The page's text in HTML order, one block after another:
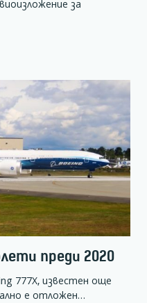
за
преди 2020
777X, известен още
е отложен…